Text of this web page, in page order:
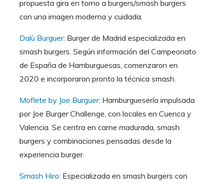
propuesta gira en torno a burgers/smash burgers
con una imagen moderna y cuidada.
Dalù Burguer: Burger de Madrid especializada en
smash burgers. Según información del Campeonato
de España de Hamburguesas, comenzaron en
2020 e incorporaron pronto la técnica smash.
Moflete by Joe Burguer: Hamburguesería impulsada
por Joe Burger Challenge, con locales en Cuenca y
Valencia. Se centra en carne madurada, smash
burgers y combinaciones pensadas desde la
experiencia burger.
Smash Hiro: Especializada en smash burgers con